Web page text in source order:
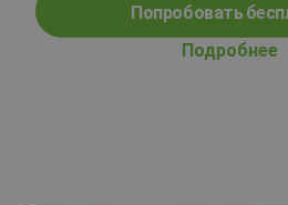
Попробовать
Подробнее